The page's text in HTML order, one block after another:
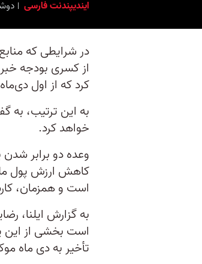
ایندیپندنت فارسی دوشنبه ۲۹ آذر ۱۴۰۰
در شرایطی که
از کسری بودجه
کرد که از اول
خواهد کرد.
وعده دو برابر شدن
کاهش ارزش پول
است و همزمان،
به گزارش ایلنا،
است بخشی از این
تأخیر به دی ماه